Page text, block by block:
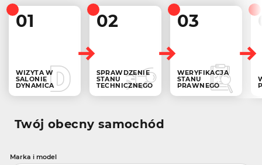
01
WIZYTA W
SALONIE
DYNAMICA
02
SPRAWDZENIE
STANU
TECHNICZNEGO
03
WERYFIKACJA
STANU
PRAWNEGO
Twój obecny samochód
Marka i model